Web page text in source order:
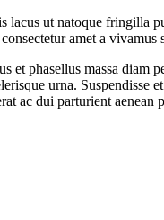
lacus ut natoque fringilla
amet a
et phasellus massa diam
urna.
ac dui parturient aenean